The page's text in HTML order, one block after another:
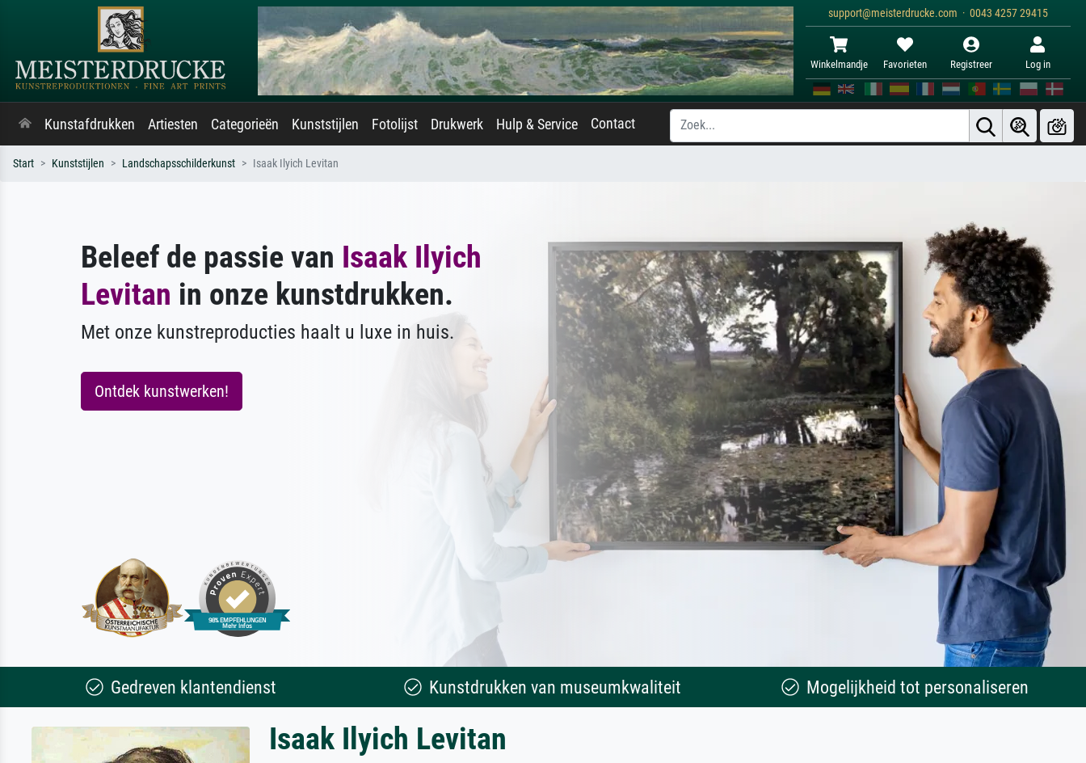
support@meisterdrucke.com · 0043 4257 29415
Winkelmandje Favorieten Registreer Log in
Kunstafdrukken Artiesten Categorieën Kunststijlen Fotolijst Drukwerk Hulp & Service Contact
Start Kunststijlen Landschapsschilderkunst Isaak Ilyich Levitan
Beleef de passie van Isaak Ilyich
Levitan in onze kunstdrukken.
Met onze kunstreproducties haalt u luxe in huis.
Ontdek kunstwerken!
Gedreven klantendienst Kunstdrukken van museumkwaliteit Mogelijkheid tot personaliseren
Isaak Ilyich Levitan